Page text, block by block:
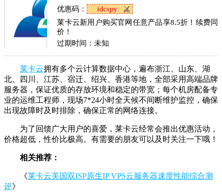
优惠码：
idcspy
莱卡云新用户购买官网任意产品享8.5折！续费同
价！
过期时间：未知
莱卡云拥有多个云计算数据中心，遍布浙江、山东、湖
北、四川、江苏、宿迁、绍兴、香港等地，全部采用高端品牌
服务器，保证优质的存放环境和稳定的带宽；每个机房配备专
业的运维工程师，现场7*24小时全天候不间断维护监控，确保
出现故障时及时排除，确保正常的网络连接。
为了回馈广大用户的喜爱，莱卡云经常会推出优惠活动，
价格超低，性价比极高。有需要的朋友可以及时关注一下哦！
相关推荐：
《莱卡云美国双ISP原生IP VPS云服务器速度性能综合测
评》